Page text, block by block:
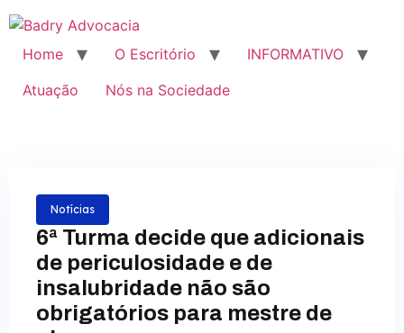
Home O Escritório
INFORMATIVO
Atuação
Nós na Sociedade
Notícias
6ª Turma decide que adicionais
de periculosidade e de
insalubridade não são
obrigatórios para mestre de